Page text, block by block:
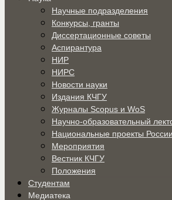
Научные подразделения
Конкурсы, гранты
Диссертационные советы
Аспирантура
НИР
НИРС
Новости науки
Издания КЧГУ
Журналы Scopus и WoS
Научно-образовательный
Национальные проекты России
Мероприятия
Вестник КЧГУ
Положения
Студентам
Медиатека